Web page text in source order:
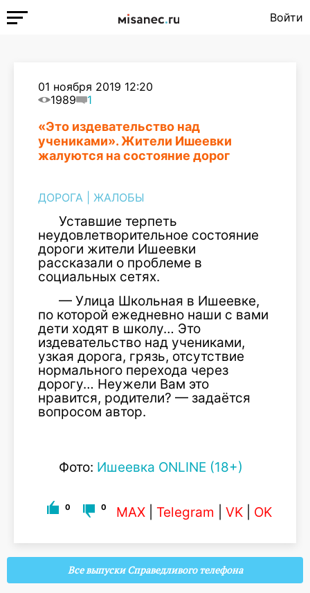
Войти
01 ноября 2019 12:20
1989
1
«Это издевательство над
учениками». Жители Ишеевки
жалуются на состояние дорог
ДОРОГА ЖАЛОБЫ
Уставшие терпеть
неудовлетворительное состояние
дороги жители Ишеевки
рассказали о проблеме в
социальных сетях.
— Улица Школьная в Ишеевке,
по которой ежедневно наши с вами
дети ходят в школу… Это
издевательство над учениками,
узкая дорога, грязь, отсутствие
нормального перехода через
дорогу… Неужели Вам это
нравится, родители? — задаётся
вопросом автор.
Фото: Ишеевка ONLINE (18+)
0 0 MAX Telegram VK OK
Все выпуски Справедливого телефона